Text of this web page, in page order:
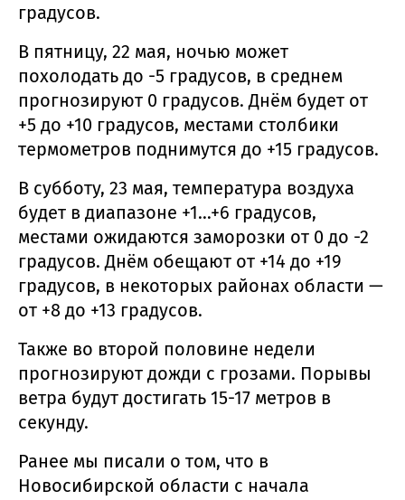
градусов.
В пятницу, 22 мая, ночью может
похолодать до -5 градусов, в среднем
прогнозируют 0 градусов. Днём будет от
+5 до +10 градусов, местами столбики
термометров поднимутся до +15 градусов.
В субботу, 23 мая, температура воздуха
будет в диапазоне +1…+6 градусов,
местами ожидаются заморозки от 0 до -2
градусов. Днём обещают от +14 до +19
градусов, в некоторых районах области —
от +8 до +13 градусов.
Также во второй половине недели
прогнозируют дожди с грозами. Порывы
ветра будут достигать 15-17 метров в
секунду.
Ранее мы писали о том, что в
Новосибирской области с начала